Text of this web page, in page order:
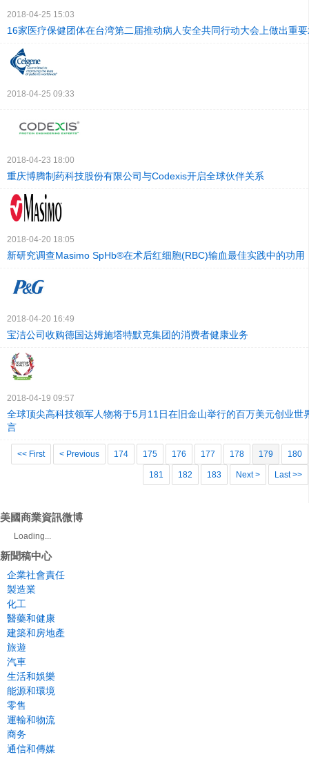
2018-04-25 15:03
16家医疗保健团体在台湾第二届推动病人安全共同行动大会上做出重
2018-04-25 09:33
2018-04-23 18:00
重庆博腾制药科技股份有限公司与Codexis开启全球伙伴关系
2018-04-20 18:05
新研究调查Masimo SpHb®在术后红细胞(RBC)输血最佳实践中的功用
2018-04-20 16:49
宝洁公司收购德国达姆施塔特默克集团的消费者健康业务
2018-04-19 09:57
全球顶尖高科技领军人物将于5月11日在旧金山举行的百万美元创业世
言
<< First < Previous 174 175 176 177 178 179 180
181 182 183 Next > Last >>
美國商業資訊微博
Loading...
新聞稿中心
企業社會責任
製造業
化工
醫藥和健康
建築和房地產
旅遊
汽車
生活和娛樂
能源和環境
零售
運輸和物流
商务
通信和傳媒